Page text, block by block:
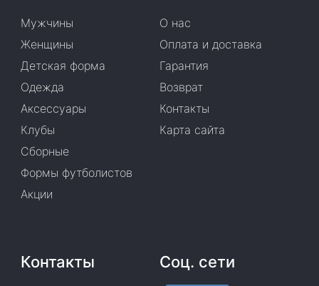
Мужчины
Женщины
Детская форма
Одежда
Аксессуары
Клубы
Сборные
Формы футболистов
Акции
О нас
Оплата и доставка
Гарантия
Возврат
Контакты
Карта сайта
Контакты Соц. сети